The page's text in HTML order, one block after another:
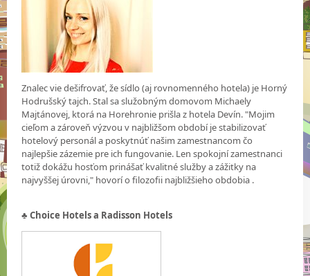
Znalec vie dešifrovať, že sídlo (aj rovnomenného hotela) je Horný
Hodrušský tajch. Stal sa služobným domovom Michaely
Majtánovej, ktorá na Horehronie prišla z hotela Devín. "Mojim
cieľom a zároveň výzvou v najbližšom období je stabilizovať
hotelový personál a poskytnúť našim zamestnancom čo
najlepšie zázemie pre ich fungovanie. Len spokojní zamestnanci
totiž dokážu hosťom prinášať kvalitné služby a zážitky na
najvyššej úrovni," hovorí o filozofii najbližšieho obdobia .
♣ Choice Hotels a Radisson Hotels